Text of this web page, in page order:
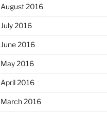
August 2016
July 2016
June 2016
May 2016
April 2016
March 2016